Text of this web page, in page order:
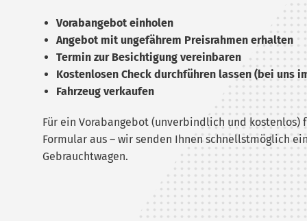
Vorabangebot einholen
Angebot mit ungefährem Preisrahmen erhalten
Termin zur Besichtigung vereinbaren
Kostenlosen Check durchführen lassen (bei uns
Fahrzeug verkaufen
Für ein Vorabangebot (unverbindlich und kostenlos)
Formular aus – wir senden Ihnen schnellstmöglich
Gebrauchtwagen.